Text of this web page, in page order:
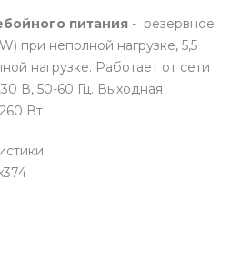
питания - резервное
при неполной нагрузке, 5,5
нагрузке. Работает от сети
В, 50-60 Гц. Выходная
Вт